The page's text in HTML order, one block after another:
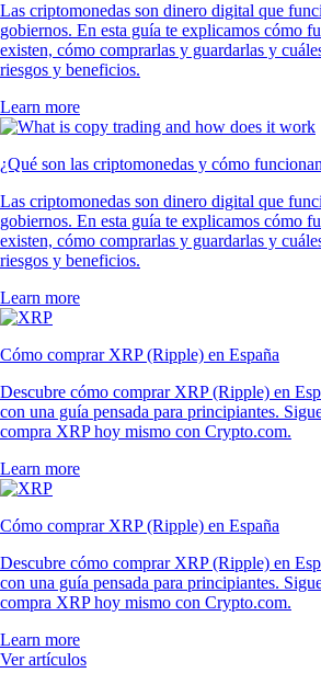
Las criptomonedas son dinero digital que
gobiernos. En esta guía te explicamos cómo
existen, cómo comprarlas y guardarlas y
riesgos y beneficios.
Learn more
¿Qué son las criptomonedas y cómo
Las criptomonedas son dinero digital que
gobiernos. En esta guía te explicamos cómo
existen, cómo comprarlas y guardarlas y
riesgos y beneficios.
Learn more
Cómo comprar XRP (Ripple) en España
Descubre cómo comprar XRP (Ripple) en
con una guía pensada para principiantes.
compra XRP hoy mismo con Crypto.com.
Learn more
Cómo comprar XRP (Ripple) en España
Descubre cómo comprar XRP (Ripple) en
con una guía pensada para principiantes.
compra XRP hoy mismo con Crypto.com.
Learn more
Ver artículos